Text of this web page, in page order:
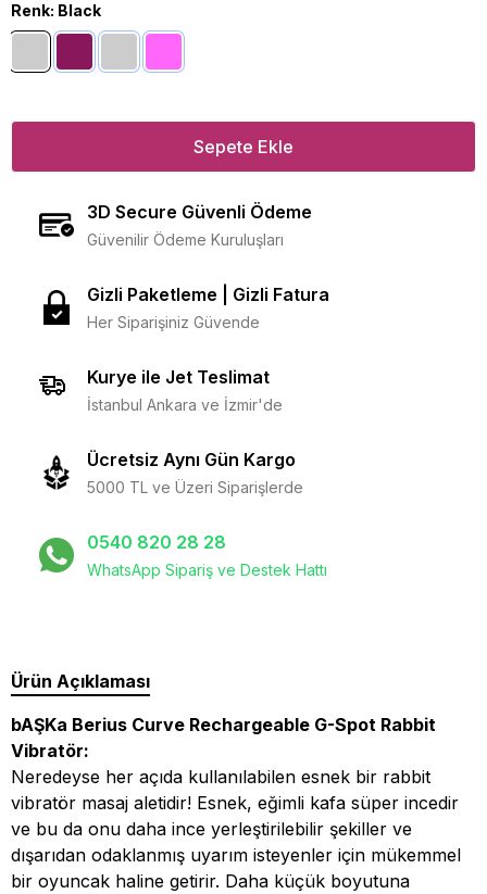
Renk: Black
Sepete Ekle
3D Secure Güvenli Ödeme
Güvenilir Ödeme Kuruluşları
Gizli Paketleme | Gizli Fatura
Her Siparişiniz Güvende
Kurye ile Jet Teslimat
İstanbul Ankara ve İzmir'de
Ücretsiz Aynı Gün Kargo
5000 TL ve Üzeri Siparişlerde
0540 820 28 28
WhatsApp Sipariş ve Destek Hattı
Ürün Açıklaması
bAŞKa Berius Curve Rechargeable G-Spot Rabbit
Vibratör:
Neredeyse her açıda kullanılabilen esnek bir rabbit
vibratör masaj aletidir! Esnek, eğimli kafa süper incedir
ve bu da onu daha ince yerleştirilebilir şekiller ve
dışarıdan odaklanmış uyarım isteyenler için mükemmel
bir oyuncak haline getirir. Daha küçük boyutuna